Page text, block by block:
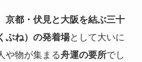
京都・伏見と大阪を結ぶ三十
ぶね）の発着場として大いに
や物が集まる舟運の要所でし